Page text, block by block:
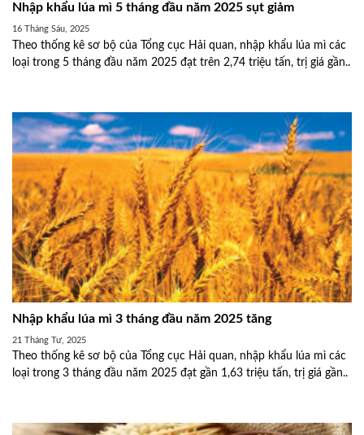
Nhập khẩu lúa mì 5 tháng đầu năm 2025 sụt giảm
16 Tháng Sáu, 2025
Theo thống kê sơ bộ của Tổng cục Hải quan, nhập khẩu lúa mì các
loại trong 5 tháng đầu năm 2025 đạt trên 2,74 triệu tấn, trị giá gần..
Nhập khẩu lúa mì 3 tháng đầu năm 2025 tăng
21 Tháng Tư, 2025
Theo thống kê sơ bộ của Tổng cục Hải quan, nhập khẩu lúa mì các
loại trong 3 tháng đầu năm 2025 đạt gần 1,63 triệu tấn, trị giá gần..